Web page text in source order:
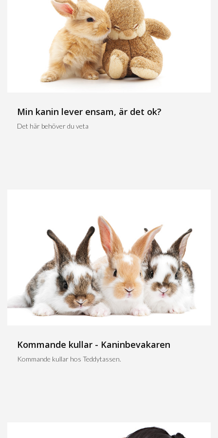
Min kanin lever ensam, är det ok?
Det här behöver du veta
Kommande kullar - Kaninbevakaren
Kommande kullar hos Teddytassen.